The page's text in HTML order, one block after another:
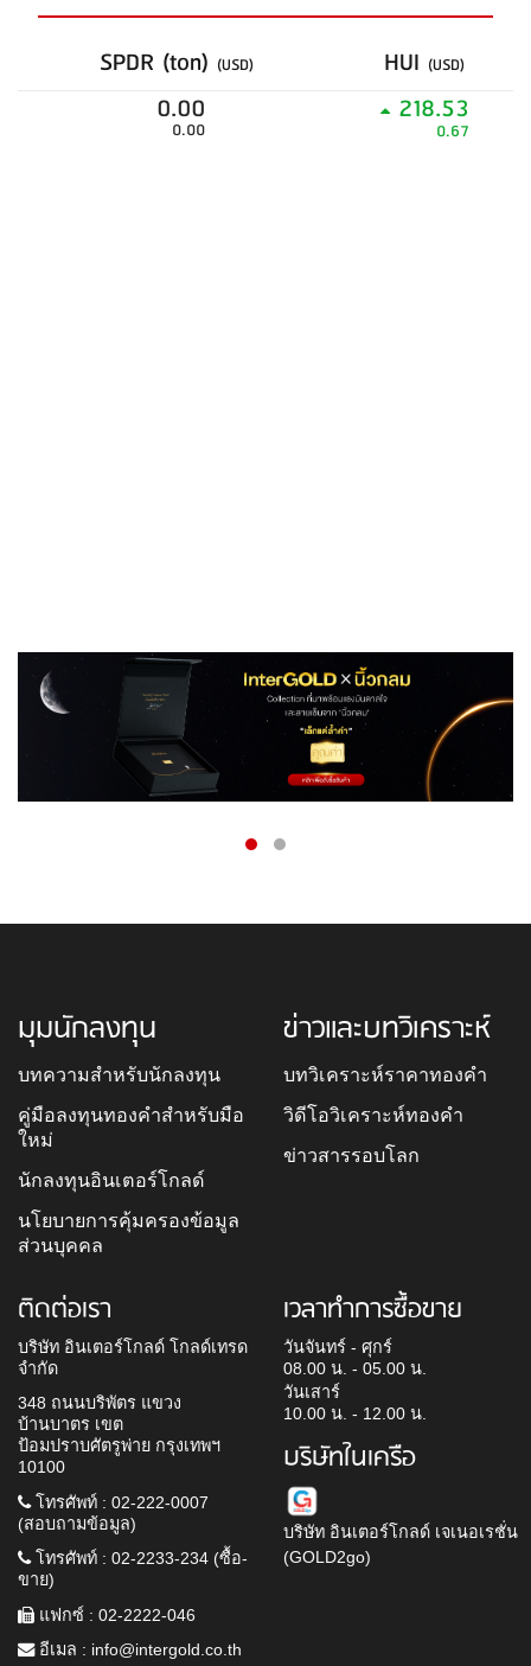
SPDR (ton) (USD) HUI (USD)
0.00
0.00
218.53
0.67
มุมนักลงทุน
บทความสำหรับนักลงทุน
คู่มือลงทุนทองคำสำหรับมือ
ใหม่
นักลงทุนอินเตอร์โกลด์
นโยบายการคุ้มครองข้อมูล
ส่วนบุคคล
ข่าวและบทวิเคราะห์
บทวิเคราะห์ราคาทองคำ
วิดีโอวิเคราะห์ทองคำ
ข่าวสารรอบโลก
ติดต่อเรา
บริษัท อินเตอร์โกลด์ โกลด์เทรด
จำกัด
348 ถนนบริพัตร แขวง
บ้านบาตร เขต
ป้อมปราบศัตรูพ่าย กรุงเทพฯ
10100
โทรศัพท์ : 02-222-0007
(สอบถามข้อมูล)
โทรศัพท์ : 02-2233-234 (ซื้อ-
ขาย)
แฟกซ์ : 02-2222-046
อีเมล : info@intergold.co.th
เวลาทำการซื้อขาย
วันจันทร์ - ศุกร์
08.00 น. - 05.00 น.
วันเสาร์
10.00 น. - 12.00 น.
บริษัทในเครือ
บริษัท อินเตอร์โกลด์ เจเนอเรชั่น
(GOLD2go)